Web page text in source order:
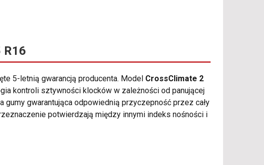
R16
5-letnią gwarancją producenta. Model CrossClimate 2
kontroli sztywności klocków w zależności od panującej
gwarantująca odpowiednią przyczepność przez cały
potwierdzają między innymi indeks nośności i